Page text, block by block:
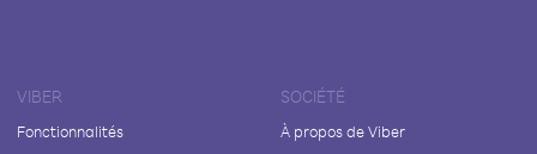
VIBER
Fonctionnalités
SOCIÉTÉ
À propos de Viber